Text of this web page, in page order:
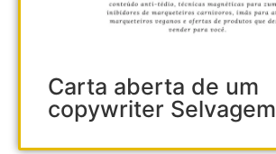
Carta aberta de um
copywriter Selvagem